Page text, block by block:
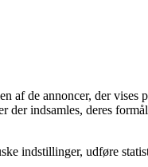
af de annoncer, der vises
indsamles, deres
indstillinger, udføre